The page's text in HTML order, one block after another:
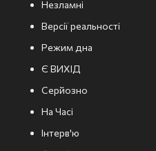
Незламні
Версії реальності
Режим дна
Є ВИХІД
Серйозно
На Часі
Інтерв'ю